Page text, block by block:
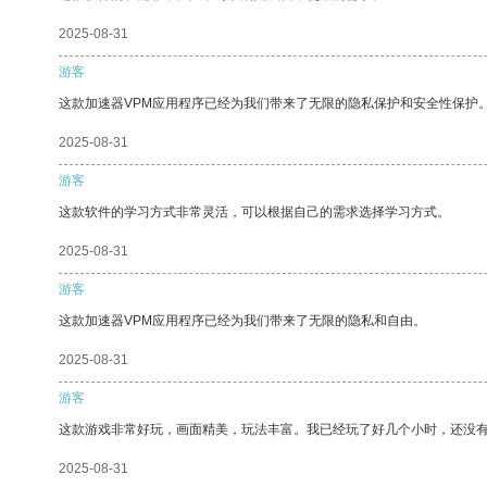
2025-08-31
游客
这款加速器VPM应用程序已经为我们带来了无限的隐私保护和安全性保护。
2025-08-31
游客
这款软件的学习方式非常灵活，可以根据自己的需求选择学习方式。
2025-08-31
游客
这款加速器VPM应用程序已经为我们带来了无限的隐私和自由。
2025-08-31
游客
这款游戏非常好玩，画面精美，玩法丰富。我已经玩了好几个小时，还没有
2025-08-31